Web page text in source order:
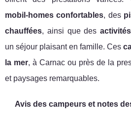
mobil-homes confortables, des
chauffées, ainsi que des
un séjour plaisant en famille. Ces
la mer, à Carnac ou près de la
et paysages remarquables.
Avis des campeurs et notes